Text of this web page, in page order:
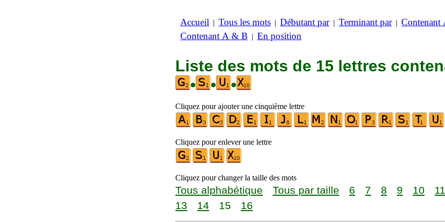
Accueil | Tous les mots | Débutant par| Terminant par| Contenant
Contenant A & B | En position
Liste des mots de 15 lettres
•
• •
Cliquez pour ajouter une cinquième lettre
Cliquez pour enlever une lettre
Cliquez pour changer la taille des mots
Tous alphabétique Tous par taille 6 7 8 9 10 11
13
14 15 16